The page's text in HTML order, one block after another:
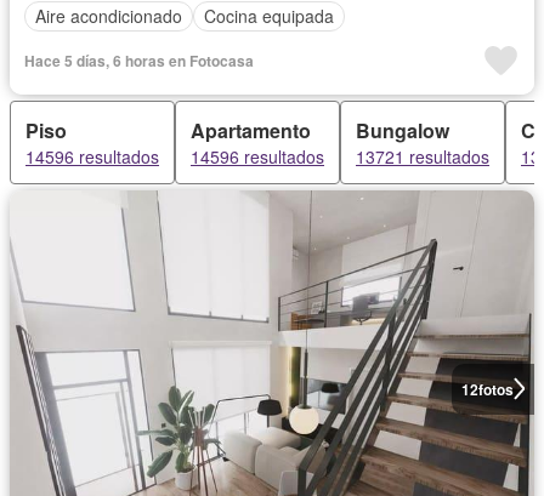
Aire acondicionado
Cocina equipada
Hace 5 días, 6 horas en Fotocasa
Piso
14596 resultados
Apartamento
14596 resultados
Bungalow
13721 resultados
12fotos